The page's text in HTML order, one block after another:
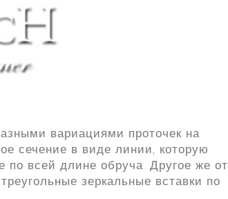
вариациями проточек на
сечение в виде линии, которую
по всей длине обруча. Другое же от
зеркальные вставки по